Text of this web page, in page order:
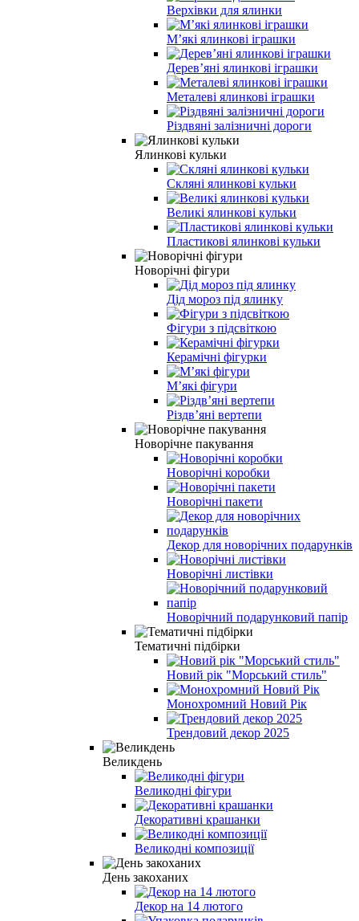
Верхівки для ялинки
М’які ялинкові іграшки
Дерев’яні ялинкові іграшки
Металеві ялинкові іграшки
Різдвяні залізничні дороги
Ялинкові кульки
Скляні ялинкові кульки
Великі ялинкові кульки
Пластикові ялинкові кульки
Новорічні фігури
Дід мороз під ялинку
Фігури з підсвіткою
Керамічні фігурки
М’які фігури
Різдв’яні вертепи
Новорічне пакування
Новорічні коробки
Новорічні пакети
Декор для новорічних подарунків
Новорічні листівки
Новорічний подарунковий папір
Тематичні підбірки
Новий рік "Морський стиль"
Монохромний Новий Рік
Трендовий декор 2025
Великдень
Великодні фігури
Декоративні крашанки
Великодні композиції
День закоханих
Декор на 14 лютого